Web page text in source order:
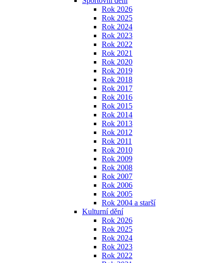
Rok 2026
Rok 2025
Rok 2024
Rok 2023
Rok 2022
Rok 2021
Rok 2020
Rok 2019
Rok 2018
Rok 2017
Rok 2016
Rok 2015
Rok 2014
Rok 2013
Rok 2012
Rok 2011
Rok 2010
Rok 2009
Rok 2008
Rok 2007
Rok 2006
Rok 2005
Rok 2004 a starší
Kulturní dění
Rok 2026
Rok 2025
Rok 2024
Rok 2023
Rok 2022